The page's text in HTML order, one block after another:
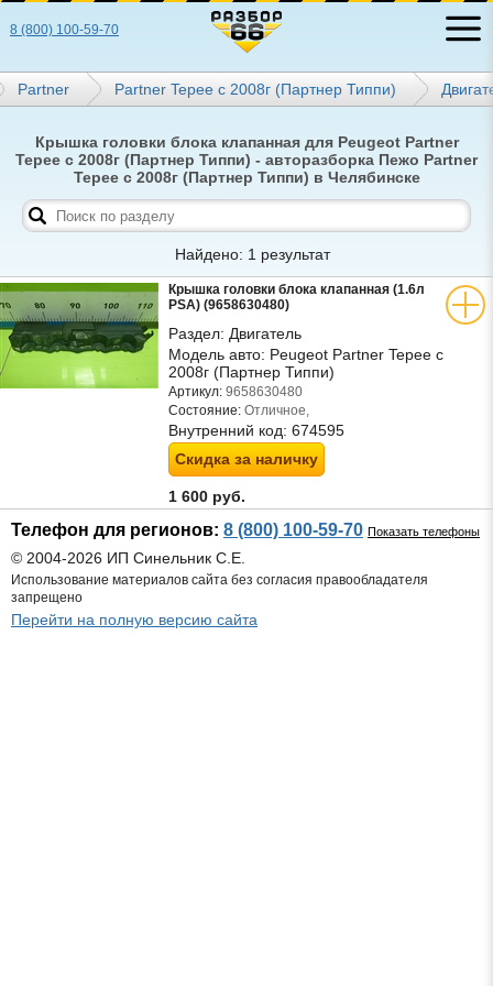
8 (800) 100-59-70
Partner Partner Tepee с 2008г (Партнер Типпи)
Крышка головки блока клапанная для Peugeot Partner
Tepee с 2008г (Партнер Типпи) - авторазборка Пежо Partner
Tepee с 2008г (Партнер Типпи) в Челябинске
Найдено: 1 результат
Крышка головки блока клапанная (1.6л
PSA) (9658630480)
Раздел: Двигатель
Модель авто: Peugeot Partner Tepee с
2008г (Партнер Типпи)
Артикул: 9658630480
Состояние: Отличное,
Внутренний код: 674595
Скидка за наличку
1 600 руб.
Телефон для регионов: 8 (800) 100-59-70 Показать телефоны
© 2004-2026 ИП Синельник С.Е.
Использование материалов сайта без согласия правообладателя
запрещено
Перейти на полную версию сайта